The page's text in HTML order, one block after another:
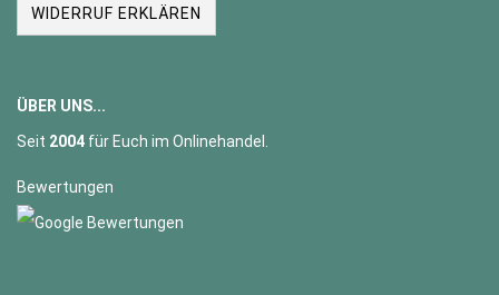
WIDERRUF ERKLÄREN
ÜBER UNS...
Seit 2004 für Euch im Onlinehandel.
Bewertungen